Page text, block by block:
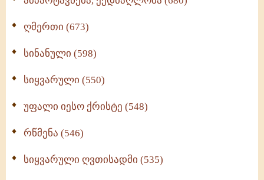
ღმერთი (673)
სინანული (598)
სიყვარული (550)
უფალი იესო ქრისტე (548)
რწმენა (546)
სიყვარული ღვთისადმი (535)